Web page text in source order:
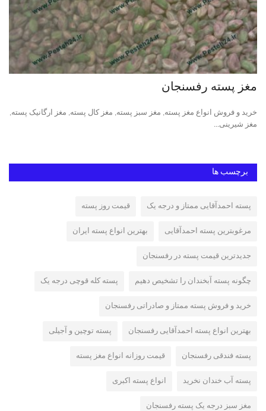
مغز پسته رفسنجان
خرید و فروش انواع مغز پسته, مغز سبز پسته, مغز کال پسته, مغز ارگانیک پسته,
مغز شیرینی...
برچسب ها
پسته احمدآقایی ممتاز و درجه یک قیمت روز پسته
مرغوبترین پسته احمدآقایی بهترین انواع پسته ایران
جدیدترین قیمت پسته در رفسنجان
چگونه پسته آبخندان را تشخیص دهیم پسته کله قوچی درجه یک
خرید و فروش پسته ممتاز و صادراتی رفسنجان
بهترین انواع پسته احمدآقایی رفسنجان پسته توچین و آجیلی
پسته فندقی رفسنجان قیمت روزانه انواع مغز پسته
پسته آب خندان نخرید انواع پسته اکبری
مغز سبز درجه یک پسته رفسنجان